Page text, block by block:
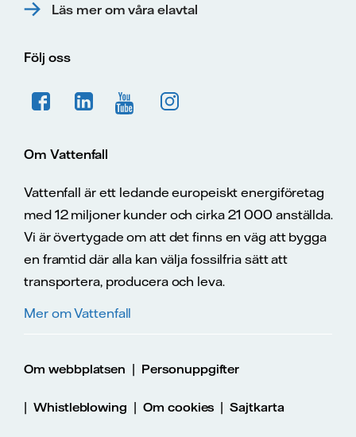
Läs mer om våra elavtal
Följ oss
Om Vattenfall
Vattenfall är ett ledande europeiskt energiföretag
med 12 miljoner kunder och cirka 21 000 anställda.
Vi är övertygade om att det finns en väg att bygga
en framtid där alla kan välja fossilfria sätt att
transportera, producera och leva.
Mer om Vattenfall
Om webbplatsen | Personuppgifter
| Whistleblowing | Om cookies |Sajtkarta